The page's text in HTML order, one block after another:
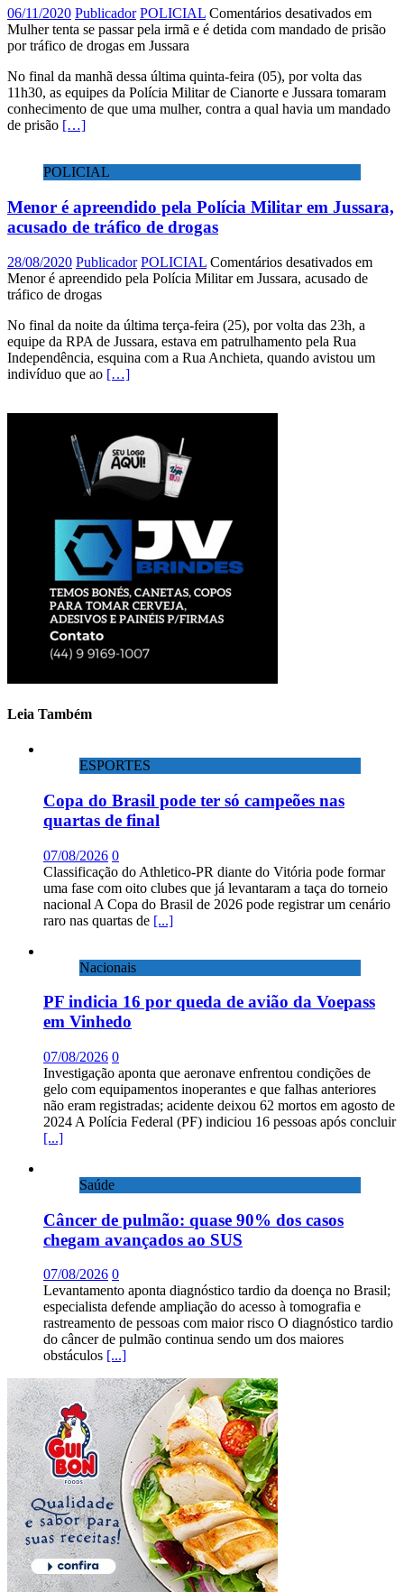
06/11/2020 Publicador POLICIAL Comentários desativados em
Mulher tenta se passar pela irmã e é detida com mandado de prisão
por tráfico de drogas em Jussara
No final da manhã dessa última quinta-feira (05), por volta das
11h30, as equipes da Polícia Militar de Cianorte e Jussara tomaram
conhecimento de que uma mulher, contra a qual havia um mandado
de prisão […]
POLICIAL
Menor é apreendido pela Polícia Militar em Jussara,
acusado de tráfico de drogas
28/08/2020 Publicador POLICIAL Comentários desativados em
Menor é apreendido pela Polícia Militar em Jussara, acusado de
tráfico de drogas
No final da noite da última terça-feira (25), por volta das 23h, a
equipe da RPA de Jussara, estava em patrulhamento pela Rua
Independência, esquina com a Rua Anchieta, quando avistou um
indivíduo que ao […]
Leia Também
ESPORTES
Copa do Brasil pode ter só campeões nas
quartas de final
07/08/2026 0
Classificação do Athletico-PR diante do Vitória pode formar
uma fase com oito clubes que já levantaram a taça do torneio
nacional A Copa do Brasil de 2026 pode registrar um cenário
raro nas quartas de [...]
Nacionais
PF indicia 16 por queda de avião da Voepass
em Vinhedo
07/08/2026 0
Investigação aponta que aeronave enfrentou condições de
gelo com equipamentos inoperantes e que falhas anteriores
não eram registradas; acidente deixou 62 mortos em agosto de
2024 A Polícia Federal (PF) indiciou 16 pessoas após concluir
[...]
Saúde
Câncer de pulmão: quase 90% dos casos
chegam avançados ao SUS
07/08/2026 0
Levantamento aponta diagnóstico tardio da doença no Brasil;
especialista defende ampliação do acesso à tomografia e
rastreamento de pessoas com maior risco O diagnóstico tardio
do câncer de pulmão continua sendo um dos maiores
obstáculos [...]